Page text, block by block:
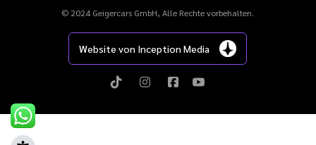
© 2024 Geigercars GmbH, Alle Rechte vorbehalten.
Website von Inception Media